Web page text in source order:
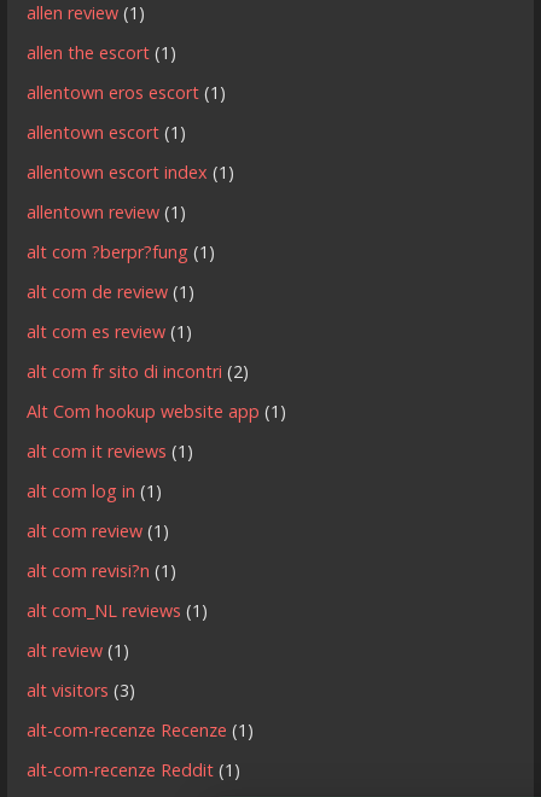
allen review (1)
allen the escort (1)
allentown eros escort (1)
allentown escort (1)
allentown escort index (1)
allentown review (1)
alt com ?berpr?fung (1)
alt com de review (1)
alt com es review (1)
alt com fr sito di incontri (2)
Alt Com hookup website app (1)
alt com it reviews (1)
alt com log in (1)
alt com review (1)
alt com revisi?n (1)
alt com_NL reviews (1)
alt review (1)
alt visitors (3)
alt-com-recenze Recenze (1)
alt-com-recenze Reddit (1)